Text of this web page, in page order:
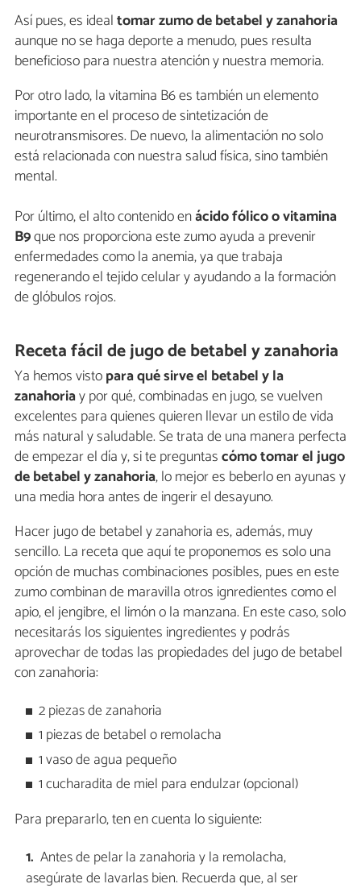
Así pues, es idealtomar zumo de betabel y zanahoria
aunque no se haga deporte a menudo, pues resulta
beneficioso para nuestra atención y nuestra memoria.
Por otro lado, la vitamina B6 es también un elemento
importante en el proceso de sintetización de
neurotransmisores. De nuevo, la alimentación no solo
está relacionada con nuestra salud física, sino también
mental.
Por último, el alto contenido enácido fólico o vitamina
B9que nos proporciona este zumo ayuda a prevenir
enfermedades como la anemia, ya que trabaja
regenerando el tejido celular y ayudando a la formación
de glóbulos rojos.
Receta fácil de jugo de betabel y zanahoria
Ya hemos vistopara qué sirve el betabel y la
zanahoriay por qué, combinadas en jugo, se vuelven
excelentes para quienes quieren llevar un estilo de vida
más natural y saludable. Se trata de una manera perfecta
de empezar el día y, si te preguntascómo tomar el jugo
de betabel y zanahoria, lo mejor es beberlo en ayunas y
una media hora antes de ingerir el desayuno.
Hacer jugo de betabel y zanahoria es, además, muy
sencillo. La receta que aquí te proponemos es solo una
opción de muchas combinaciones posibles, pues en este
zumo combinan de maravilla otros ignredientes como el
apio, el jengibre, el limón o la manzana. En este caso, solo
necesitarás los siguientes ingredientes y podrás
aprovechar de todas las propiedades del jugo de betabel
con zanahoria:
2 piezas de zanahoria
1 piezas de betabel o remolacha
1 vaso de agua pequeño
1 cucharadita de miel para endulzar (opcional)
Para prepararlo, ten en cuenta lo siguiente:
Antes de pelar la zanahoria y la remolacha,
asegúrate de lavarlas bien. Recuerda que, al ser